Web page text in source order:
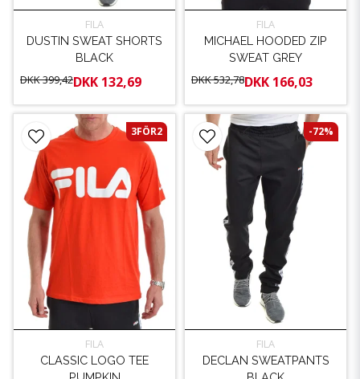
FILA
DUSTIN SWEAT SHORTS
BLACK
DKK 399,42DKK 132,69
FILA
MICHAEL HOODED ZIP
SWEAT GREY
DKK 532,78DKK 166,03
FILA
CLASSIC LOGO TEE
3FÖR2
FILA
DECLAN SWEATPANTS
-72%